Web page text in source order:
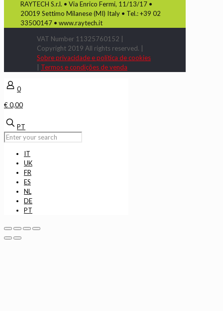
RAYTECH S.r.l. • Via Enrico Fermi, 11/13/17 •
20019 Settimo Milanese (MI) Italy • Tel.: +39 02
33500147 • www.raytech.it
VAT Number 11325760152 |
Copyright 2019 All rights reserved. |
Sobre privacidade e política de cookies
Termos e condições de venda
0
€ 0,00
PT
IT
UK
FR
ES
NL
DE
PT